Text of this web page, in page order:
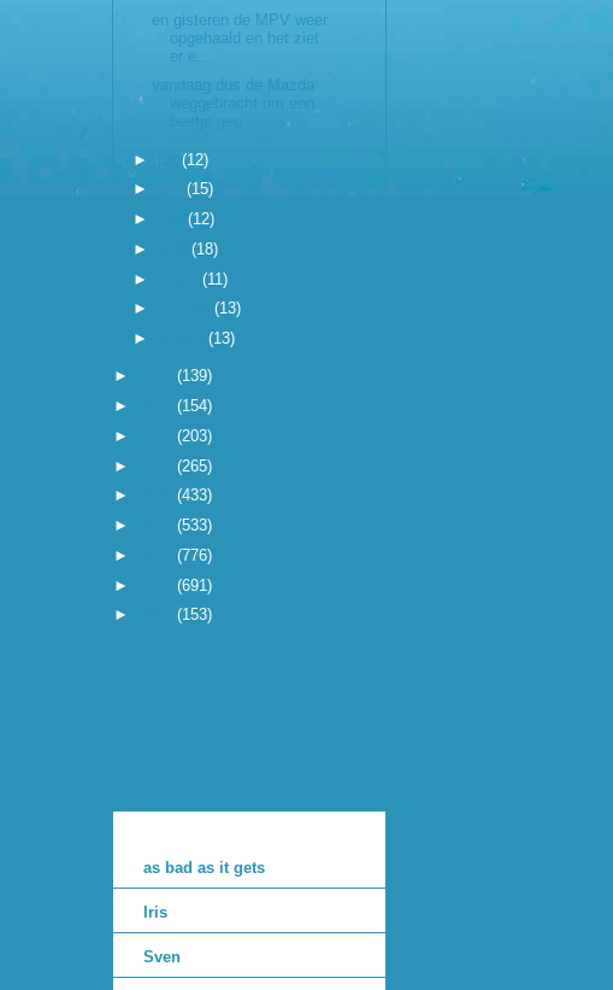
en gisteren de MPV weer
opgehaald en het ziet
er e...
vandaag dus de Mazda
weggebracht om een
►
(12)
►
(15)
►
(12)
►
(18)
►
(11)
►
(13)
►
(13)
►
(139)
►
(154)
►
(203)
►
(265)
►
(433)
►
(533)
►
(776)
►
(691)
►
(153)
as bad as it gets
Iris
Sven